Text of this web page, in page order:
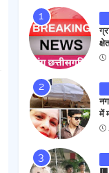
में